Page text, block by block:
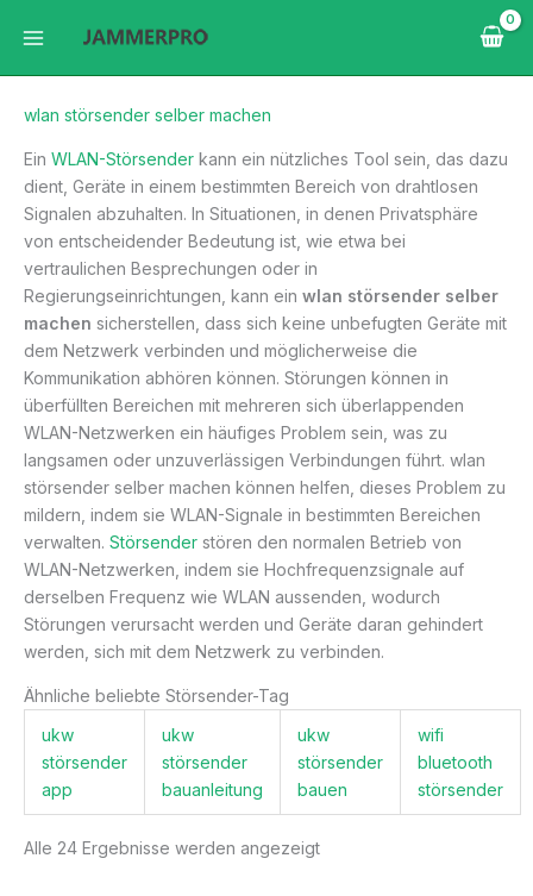
Inhalt
wlan störsender selber machen
Ein WLAN-Störsender kann ein nützliches Tool sein, das dazu
dient, Geräte in einem bestimmten Bereich von drahtlosen
Signalen abzuhalten. In Situationen, in denen Privatsphäre
von entscheidender Bedeutung ist, wie etwa bei
vertraulichen Besprechungen oder in
Regierungseinrichtungen, kann ein wlan störsender selber
machen sicherstellen, dass sich keine unbefugten Geräte mit
dem Netzwerk verbinden und möglicherweise die
Kommunikation abhören können. Störungen können in
überfüllten Bereichen mit mehreren sich überlappenden
WLAN-Netzwerken ein häufiges Problem sein, was zu
langsamen oder unzuverlässigen Verbindungen führt. wlan
störsender selber machen können helfen, dieses Problem zu
mildern, indem sie WLAN-Signale in bestimmten Bereichen
verwalten. Störsender stören den normalen Betrieb von
WLAN-Netzwerken, indem sie Hochfrequenzsignale auf
derselben Frequenz wie WLAN aussenden, wodurch
Störungen verursacht werden und Geräte daran gehindert
werden, sich mit dem Netzwerk zu verbinden.
Ähnliche beliebte Störsender-Tag
ukw
störsender
app
ukw
störsender
bauanleitung
ukw
störsender
bauen
wifi
bluetooth
störsender
Alle 24 Ergebnisse werden angezeigt